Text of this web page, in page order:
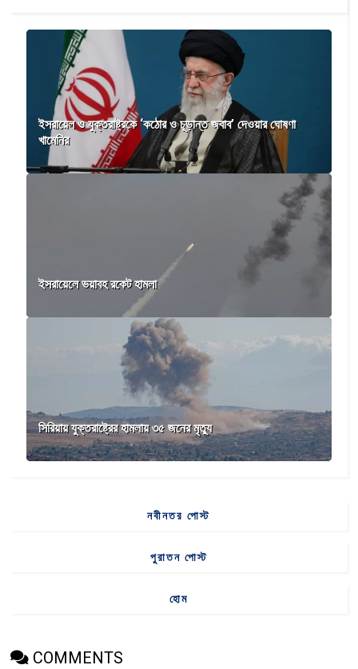
ইসরায়েল ও যুক্তরাষ্ট্রকে ‘কঠোর ও চূড়ান্ত জবাব’ দেওয়ার ঘোষণা
খামেনির
ইসরায়েলে ভয়াবহ রকেট হামলা
সিরিয়ায় যুক্তরাষ্ট্রের হামলায় ৩৫ জনের মৃত্যু
নবীনতর পোস্ট
পুরাতন পোস্ট
হোম
COMMENTS